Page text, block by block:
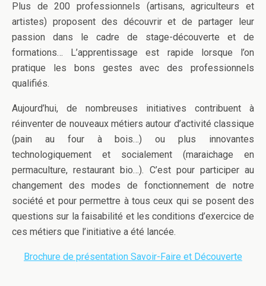
Plus de 200 professionnels (artisans, agriculteurs et
artistes) proposent des découvrir et de partager leur
passion dans le cadre de stage-découverte et de
formations… L’apprentissage est rapide lorsque l’on
pratique les bons gestes avec des professionnels
qualifiés.
Aujourd’hui, de nombreuses initiatives contribuent à
réinventer de nouveaux métiers autour d’activité classique
(pain au four à bois…) ou plus innovantes
technologiquement et socialement (maraichage en
permaculture, restaurant bio…). C’est pour participer au
changement des modes de fonctionnement de notre
société et pour permettre à tous ceux qui se posent des
questions sur la faisabilité et les conditions d’exercice de
ces métiers que l’initiative a été lancée.
Brochure de présentation Savoir-Faire et Découverte